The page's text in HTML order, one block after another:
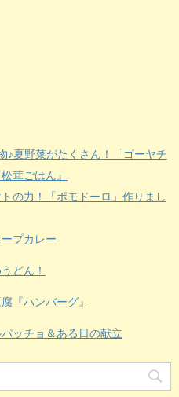
♪夏野菜がたくさん！「ゴーヤチ
茸ごはん』
の力！「ポモドーロ」作りまし
プカレー
どん！
『ハンバーグ』
ッチョ＆ある日の献立